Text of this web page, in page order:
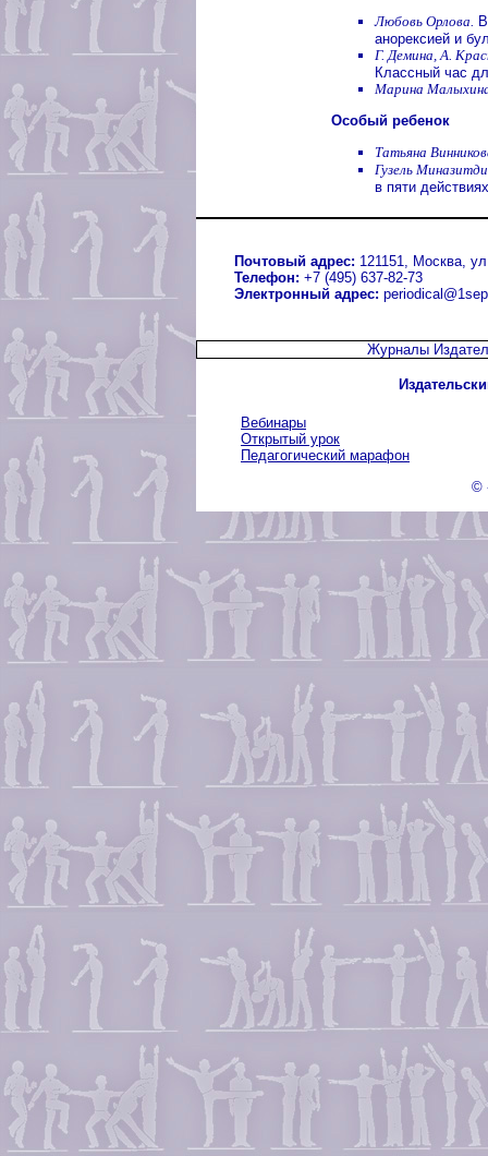
Любовь Орлова.
анорексией и
Г. Демина, А.
Классный час
Марина
Особый ребенок
Татьяна
Гузель
в пяти действиях
Почтовый адрес: 121151, Москва,
Телефон: +7 (495) 637-82-73
Электронный адрес:
Журналы
Вебинары
Открытый урок
Педагогический марафон
©